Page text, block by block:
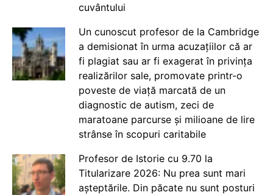
cuvântului
Un cunoscut profesor de la Cambridge
a demisionat în urma acuzațiilor că ar
fi plagiat sau ar fi exagerat în privința
realizărilor sale, promovate printr-o
poveste de viață marcată de un
diagnostic de autism, zeci de
maratoane parcurse și milioane de lire
strânse în scopuri caritabile
Profesor de Istorie cu 9.70 la
Titularizare 2026: Nu prea sunt mari
așteptările. Din păcate nu sunt posturi